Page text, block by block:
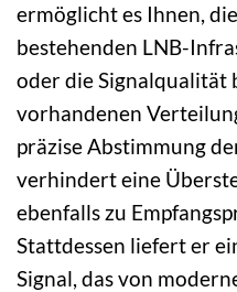
ermöglicht es Ihnen,
bestehenden LNB-
oder die Signalqualität
vorhandenen
präzise Abstimmung
verhindert eine
ebenfalls zu
Stattdessen liefert er
Signal, das von